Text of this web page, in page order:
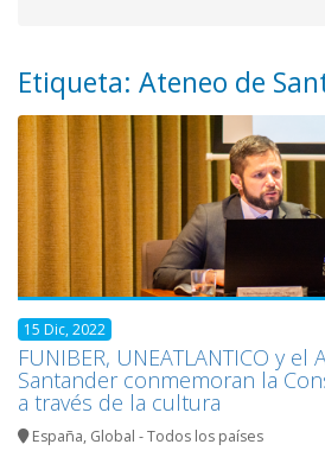
Etiqueta: Ateneo de
15 Dic, 2022
FUNIBER, UNEATLANTICO y el
Santander conmemoran la
a través de la cultura
España, Global - Todos los países